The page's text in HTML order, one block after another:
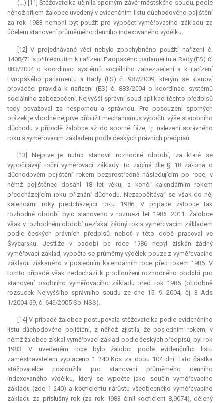
(...) [11] Stěžovatelka učinila sporným závěr městského soudu, podle
něhož příjem žalobce uvedený v evidenčním listu důchodového pojištění
za rok 1983 nemohl být použit pro výpočet vyměřovacího základu za
účelem stanovení průměrného denního indexovaného výdělku.
[12] V projednávané věci nebylo zpochybněno použití nařízení č.
1408/71 s přihlédnutím k nařízení Evropského parlamentu a Rady (ES) č.
883/2004 o koordinaci systémů sociálního zabezpečení a k nařízení
Evropského parlamentu a Rady (ES) č. 987/2009, kterým se stanoví
prováděcí pravidla k nařízení (ES) č. 883/2004 o koordinaci systémů
sociálního zabezpečení. Nejvyšší správní soud aplikaci těchto předpisů
tedy považoval za nespornou a správnou. Pro posouzení sporných
otázek je vhodné nejprve přiblížit mechanismus výpočtu výše starobního
důchodu v případě žalobce až do sporné fáze, tj. nalezení správného
roku s vyměřovacím základem podle českých právních předpisů.
[13] Nejprve je nutno stanovit rozhodné období, za které se
vypočítávají roční vyměřovací základy. To začíná dle § 18 zákona o
důchodovém pojištění rokem bezprostředně následujícím po roce, v
němž pojištěnec dosáhl 18 let věku, a končí kalendářním rokem
předcházejícím roku přiznání důchodu. Nezapočítávají se však do něj
kalendářní roky předcházející roku 1986. V případě žalobce tak
rozhodné období bylo stanoveno v rozmezí let 1986–2011. Žalobce
však v rozhodném období nezískal žádný rok s vyměřovacím základem
podle českých právních předpisů, neboť v této době pracoval ve
Švýcarsku. Jestliže v období po roce 1986 nebyl získán žádný
vyměřovací základ, vypočte se průměrný výdělek pouze z vyměřovacího
základu získaného v posledním kalendářním roce před rokem 1986. V
tomto případě však nedochází k prodloužení rozhodného období pro
stanovení osobního vyměřovacího základu před rok 1986 (obdobně
rozsudek Nejvyššího správního soudu ze dne 15. 9. 2004, čj. 3 Ads
1/2004-59, č. 649/2005 Sb. NSS).
[14] V případě žalobce postupovala stěžovatelka podle evidenčního
listu důchodového pojištění, z něhož zjistila, že posledním rokem, v
němž žalobce získal vyměřovací základ podle českých předpisů, byl rok
1983. V uvedeném roce bylo žalobci podle evidenčního listu
zaměstnavatelem vyplaceno 1 240 Kčs za dobu 104 dní. Tato částka
stěžovatelce posloužila pro stanovení průměrného denního
indexovaného výdělku, který se vypočte jako součin vyměřovacího
základu (zde 1 240) a koeficientu nárůstu všeobecného vyměřovacího
základu za příslušný rok (za rok 1983 činil koeficient 8,9074), dělený